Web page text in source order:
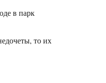
в парк
то их